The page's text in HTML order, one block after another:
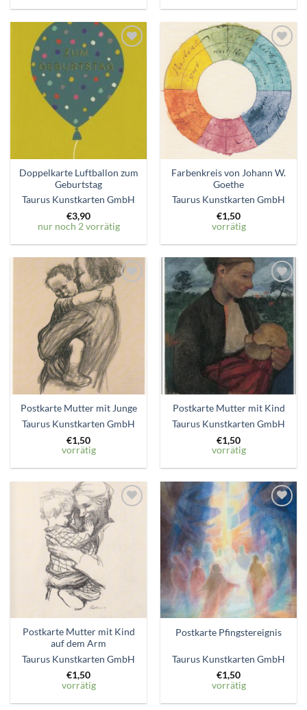
Zum
Wunschzettel
hinzufügen
Doppelkarte Luftballon zum
Geburtstag
Taurus Kunstkarten GmbH
€3,90
nur noch 2 vorrätig
Zum
Wunschzettel
hinzufügen
Farbenkreis von Johann W.
Goethe
Taurus Kunstkarten GmbH
€1,50
vorrätig
Zum
Wunschzettel
hinzufügen
Postkarte Mutter mit Junge
Taurus Kunstkarten GmbH
€1,50
vorrätig
Zum
Wunschzettel
hinzufügen
Postkarte Mutter mit Kind
Taurus Kunstkarten GmbH
€1,50
vorrätig
Zum
Wunschzettel
hinzufügen
Postkarte Mutter mit Kind
auf dem Arm
Taurus Kunstkarten GmbH
€1,50
vorrätig
Zum
Wunschzettel
hinzufügen
Postkarte Pfingstereignis
Taurus Kunstkarten GmbH
€1,50
vorrätig